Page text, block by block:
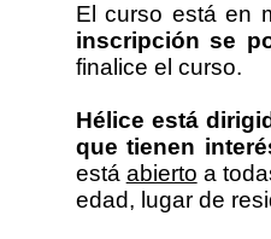
El curso está en
inscripción se
finalice el curso.
Hélice está
que tienen
está abierto a
edad, lugar de